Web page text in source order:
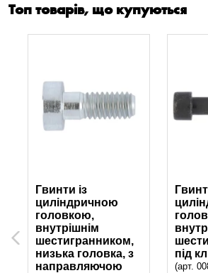
Топ товарів, що купуються
Previous
Гвинти із
циліндричною
головкою,
внутрішнім
шестигранником,
низька головка, з
направляючою
під
(арт.